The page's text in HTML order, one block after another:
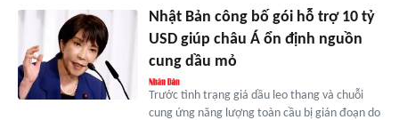
Nhật Bản công bố gói hỗ trợ 10 tỷ
USD giúp châu Á ổn định nguồn
cung dầu mỏ
Trước tình trạng giá dầu leo thang và chuỗi
cung ứng năng lượng toàn cầu bị gián đoạn do